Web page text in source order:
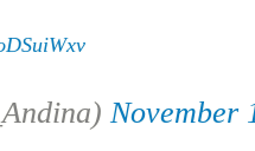
November